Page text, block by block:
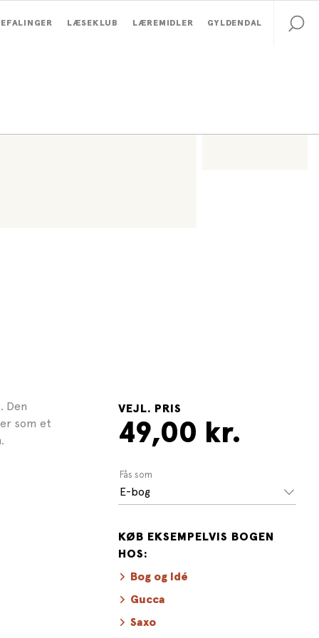
LÆSEKLUB LÆREMIDLER GYLDENDAL
Den
som et
VEJL. PRIS
49,00 kr.
Fås som
E-bog
KØB EKSEMPELVIS BOGEN
HOS:
Bog og Idé
Gucca
Saxo